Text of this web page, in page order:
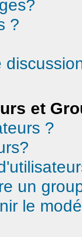
?
et
?
un
le